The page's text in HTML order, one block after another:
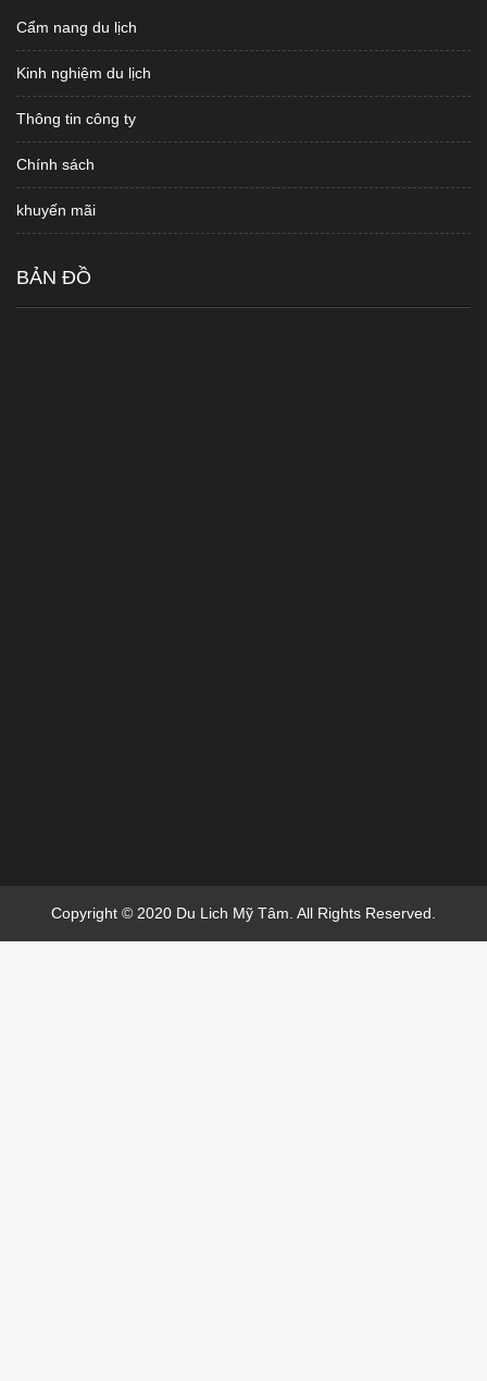
Cẩm nang du lịch
Kinh nghiệm du lịch
Thông tin công ty
Chính sách
khuyến mãi
BẢN ĐỒ
Copyright © 2020 Du Lich Mỹ Tâm. All Rights Reserved.